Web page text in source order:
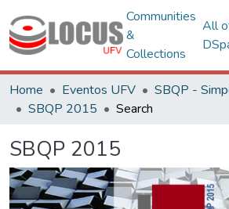
Communities
&
Collections
All
Home Eventos UFV
SBQP 2015
Search
SBQP 2015